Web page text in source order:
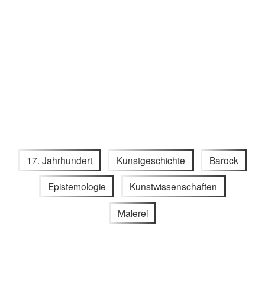
17. Jahrhundert Kunstgeschichte Barock
Epistemologie Kunstwissenschaften
Malerei